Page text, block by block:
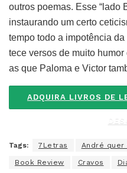
outros poemas. Esse “lado
instaurando um certo
tempo todo a impotência
tece versos de muito
as que Paloma e Victor
ADQUIRA LIVROS DE
Tags: 7Letras André quer
Book Review Cravos